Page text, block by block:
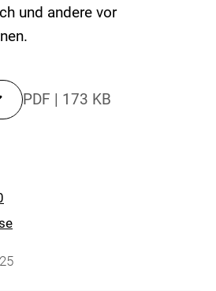
und andere vor
PDF | 173 KB